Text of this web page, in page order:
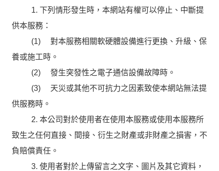
1. 下列情形發生時，本網站有權可以停止、中斷提
供本服務：
(1) 對本服務相關軟硬體設備進行更換、升級、保
養或施工時。
(2) 發生突發性之電子通信設備故障時。
(3) 天災或其他不可抗力之因素致使本網站無法提
供服務時。
2. 本公司對於使用者在使用本服務或使用本服務所
致生之任何直接、間接、衍生之財產或非財產之損害，不
負賠償責任。
3. 使用者對於上傳留言之文字、圖片及其它資料，